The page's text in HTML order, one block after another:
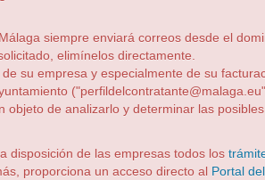
siempre enviará correos desde el
elimínelos directamente.
su empresa y especialmente de su
de analizarlo y determinar las
disposición de las empresas todos los
proporciona un acceso directo al Portal